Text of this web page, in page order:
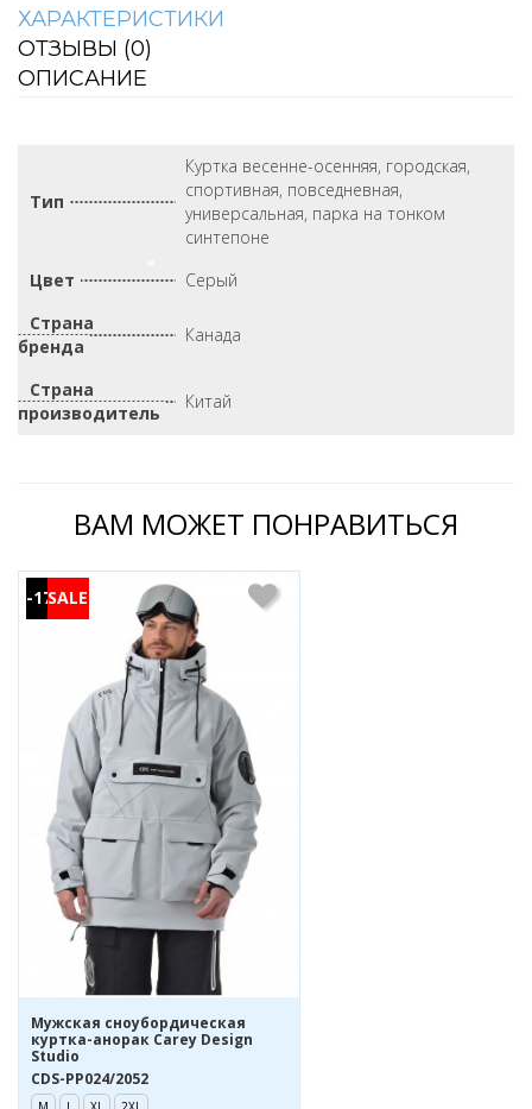
ХАРАКТЕРИСТИКИ
ОТЗЫВЫ (0)
ОПИСАНИЕ
Тип
Куртка весенне-осенняя, городская,
спортивная, повседневная,
универсальная, парка на тонком
синтепоне
Цвет
Серый
Страна
бренда
Канада
Страна
производитель
Китай
ВАМ МОЖЕТ ПОНРАВИТЬСЯ
-17%
Мужская сноубордическая
куртка-анорак Carey Design
Studio
CDS-PP024/2052